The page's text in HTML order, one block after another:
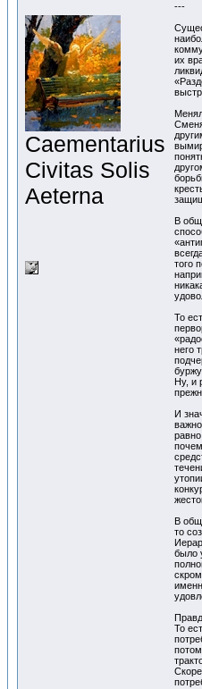
Сaementarius
Civitas Solis
Aeterna
---
их
В
того
То
него
Ну, и
И
В
то
было
То